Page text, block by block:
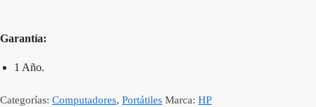
Garantía:
1 Año.
Categorías: Computadores, Portátiles Marca: HP